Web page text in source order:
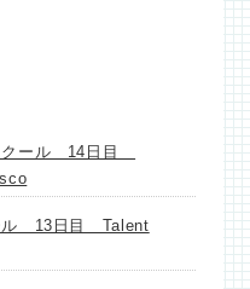
クール 14日目
ル 13日目 Talent